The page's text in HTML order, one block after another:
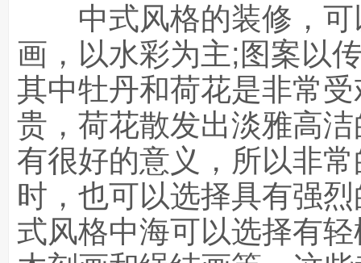
中式风格的装修，可
画，以水彩为主;图案以
其中牡丹和荷花是非常
贵，荷花散发出淡雅高
有很好的意义，所以非
时，也可以选择具有强
式风格中海可以选择有